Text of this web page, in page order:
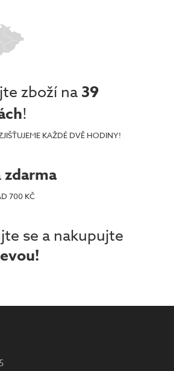
zboží na 39
!
KAŽDÉ DVĚ HODINY!
zdarma
700 KČ
se a nakupujte